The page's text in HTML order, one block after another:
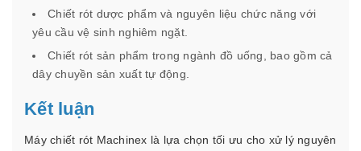
Chiết rót dược phẩm và nguyên liệu chức năng với
yêu cầu vệ sinh nghiêm ngặt.
Chiết rót sản phẩm trong ngành đồ uống, bao gồm cả
dây chuyền sản xuất tự động.
Kết luận
Máy chiết rót Machinex là lựa chọn tối ưu cho xử lý nguyên